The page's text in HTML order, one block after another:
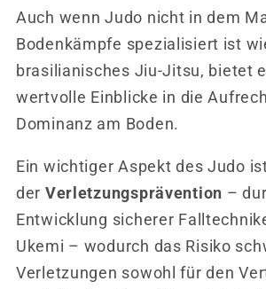
Auch wenn Judo nicht in dem
Bodenkämpfe spezialisiert ist
brasilianisches Jiu-Jitsu, bietet
wertvolle Einblicke in die
Dominanz am Boden.
Ein wichtiger Aspekt des Judo
der Verletzungsprävention –
Entwicklung sicherer
Ukemi – wodurch das Risiko
Verletzungen sowohl für den